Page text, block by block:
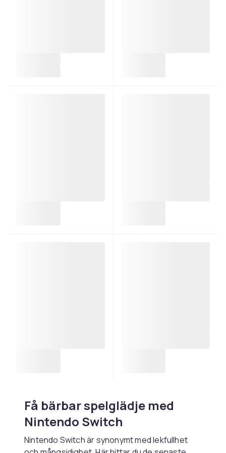
Få bärbar spelglädje med
Nintendo Switch
Nintendo Switch är synonymt med lekfullhet